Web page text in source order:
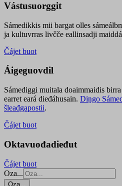
Vástusuorggit
Sámedikkis mii bargat olles
ja kultuvrras livčče eallinsadji
Čájet buot
Áigeguovdil
Sámediggi muitala doaimmaidis
earret eará dieđáhusain. Diŋgo
šleađgapostii.
Čájet buot
Oktavuođadieđut
Čájet buot
Oza...
Oza...